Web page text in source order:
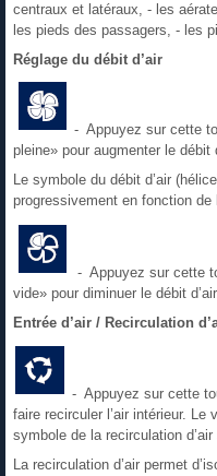
centraux et latéraux, - les
les pieds des passagers, - les
Réglage du débit d’air
- Appuyez sur cette
pleine» pour augmenter le débit
Le symbole du débit d’air
progressivement en fonction de
- Appuyez sur cette
vide» pour diminuer le débit
Entrée d’air / Recirculation
- Appuyez sur cette
faire recirculer l’air intérieur. Le
symbole de la recirculation d’air
La recirculation d’air permet